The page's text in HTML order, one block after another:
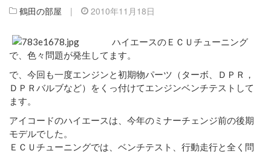
鶴田の部屋 | 2010年11月18日
ハイエースのＥＣＵチューニング
で、色々問題が発生してます。
で、今回も一度エンジンと初期物パーツ（ターボ、ＤＰＲ，
ＤＰＲバルブなど）をくっ付けてエンジンベンチテストして
ます。
アイコードのハイエースは、今年のミナーチェンジ前の後期
モデルでした。
ＥＣＵチューニングでは、ベンチテスト、行動走行と全く問